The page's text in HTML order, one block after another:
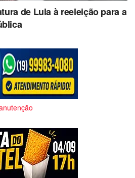
de Lula à reeleição para a